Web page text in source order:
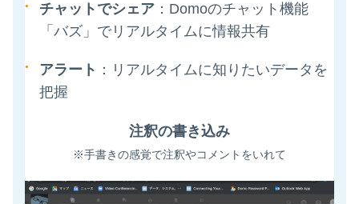
チャットでシェア ：Domoのチャット機能
「バズ」でリアルタイムに情報共有
アラート ：リアルタイムに知りたいデータを
把握
注釈の書き込み
※手書きの感覚で注釈やコメントをいれて